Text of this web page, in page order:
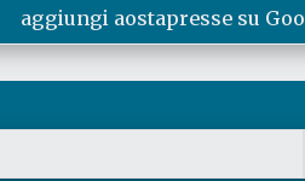
aggiungi aostapresse su